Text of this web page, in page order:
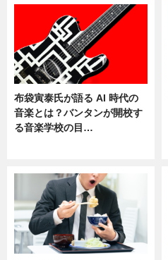
布袋寅泰氏が語る AI 時代の
音楽とは？バンタンが開校す
る音楽学校の目…